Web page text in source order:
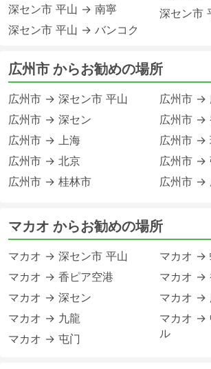
深セン市 平山 → 南寧
深セン市 平山 → バンコク
深セン市
広州市 からお勧めの場所
広州市 → 深セン市 平山
広州市 → 深セン
広州市 → 上海
広州市 → 北京
広州市 → 桂林市
広州市 →
広州市 →
広州市 →
広州市 →
広州市 →
マカオ からお勧めの場所
マカオ → 深セン市 平山
マカオ → 香ピア空港
マカオ → 深セン
マカオ → 九龍
マカオ → 屯门
マカオ →
マカオ →
マカオ →
マカオ →
ル